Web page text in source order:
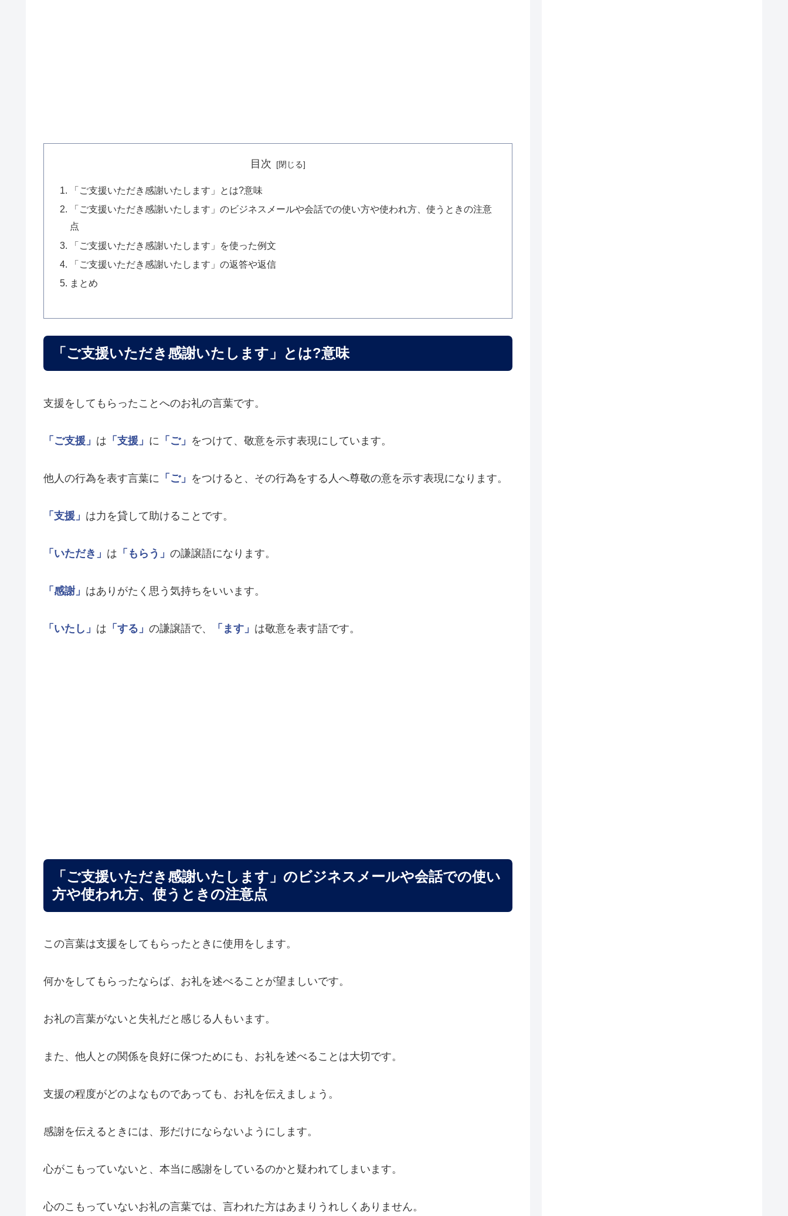
目次
「ご支援いただき感謝いたします」とは?意味
「ご支援いただき感謝いたします」のビジネスメールや会話での使い方や使われ方、使うときの注意
点
「ご支援いただき感謝いたします」を使った例文
「ご支援いただき感謝いたします」の返答や返信
まとめ
「ご支援いただき感謝いたします」とは?意味
支援をしてもらったことへのお礼の言葉です。
「ご支援」 は 「支援」 に 「ご」 をつけて、敬意を示す表現にしています。
他人の行為を表す言葉に 「ご」 をつけると、その行為をする人へ尊敬の意を示す表現になります。
「支援」 は力を貸して助けることです。
「いただき」 は 「もらう」 の謙譲語になります。
「感謝」 はありがたく思う気持ちをいいます。
「いたし」 は 「する」 の謙譲語で、 「ます」 は敬意を表す語です。
「ご支援いただき感謝いたします」のビジネスメールや会話での使い
方や使われ方、使うときの注意点
この言葉は支援をしてもらったときに使用をします。
何かをしてもらったならば、お礼を述べることが望ましいです。
お礼の言葉がないと失礼だと感じる人もいます。
また、他人との関係を良好に保つためにも、お礼を述べることは大切です。
支援の程度がどのよなものであっても、お礼を伝えましょう。
感謝を伝えるときには、形だけにならないようにします。
心がこもっていないと、本当に感謝をしているのかと疑われてしまいます。
心のこもっていないお礼の言葉では、言われた方はあまりうれしくありません。